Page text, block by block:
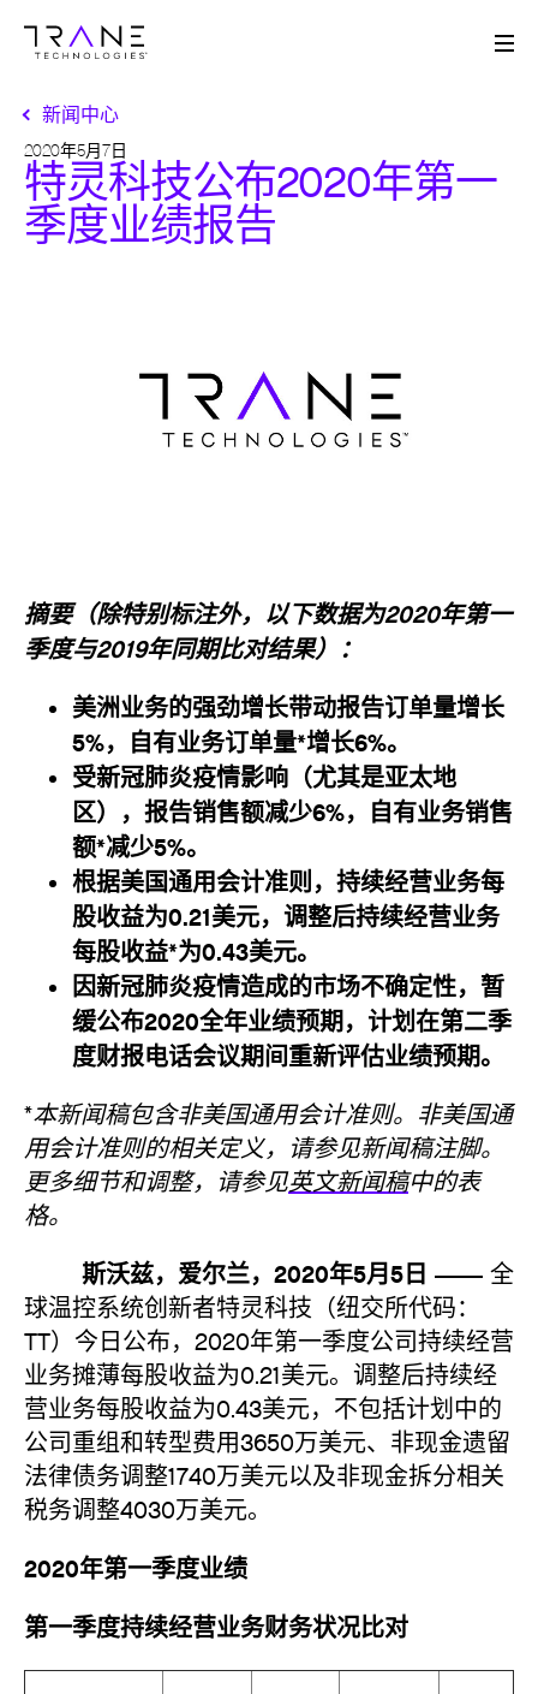
新闻中心
2020年5月7日
特灵科技公布2020年第一
季度业绩报告
摘要（除特别标注外，以下数据为2020年第一
季度与2019年同期比对结果）：
美洲业务的强劲增长带动报告订单量增长
5%，自有业务订单量*增长6%。
受新冠肺炎疫情影响（尤其是亚太地
区），报告销售额减少6%，自有业务销售
额*减少5%。
根据美国通用会计准则，持续经营业务每
股收益为0.21美元，调整后持续经营业务
每股收益*为0.43美元。
因新冠肺炎疫情造成的市场不确定性，暂
缓公布2020全年业绩预期，计划在第二季
度财报电话会议期间重新评估业绩预期。
*本新闻稿包含非美国通用会计准则。非美国通
用会计准则的相关定义，请参见新闻稿注脚。
更多细节和调整，请参见英文新闻稿中的表
格。
斯沃兹，爱尔兰，2020年5月5日 —— 全
球温控系统创新者特灵科技（纽交所代码：
TT）今日公布，2020年第一季度公司持续经营
业务摊薄每股收益为0.21美元。调整后持续经
营业务每股收益为0.43美元，不包括计划中的
公司重组和转型费用3650万美元、非现金遗留
法律债务调整1740万美元以及非现金拆分相关
税务调整4030万美元。
2020年第一季度业绩
第一季度持续经营业务财务状况比对